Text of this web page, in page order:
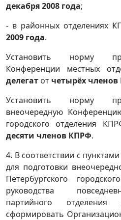
декабря2008 года;
- в районных отделениях
2009 года.
Установить норму
Конференции местных
делегат от четырёх
Установить норму
внеочередную
городского отделения
десяти членов КПРФ.
4. В соответствии с
для подготовки
Петербургского
руководства
партийного
сформировать